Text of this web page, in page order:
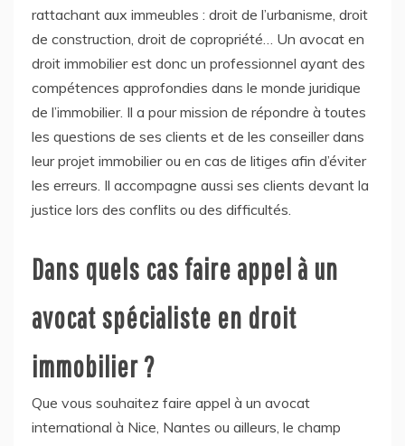
rattachant aux immeubles : droit de l’urbanisme, droit
de construction, droit de copropriété… Un avocat en
droit immobilier est donc un professionnel ayant des
compétences approfondies dans le monde juridique
de l’immobilier. Il a pour mission de répondre à toutes
les questions de ses clients et de les conseiller dans
leur projet immobilier ou en cas de litiges afin d’éviter
les erreurs. Il accompagne aussi ses clients devant la
justice lors des conflits ou des difficultés.
Dans quels cas faire appel à un
avocat spécialiste en droit
immobilier ?
Que vous souhaitez faire appel à un avocat
international à Nice, Nantes ou ailleurs, le champ